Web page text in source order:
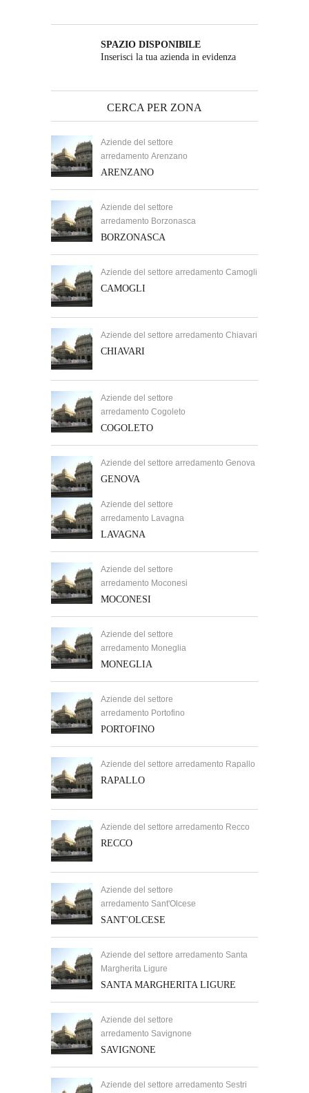
SPAZIO DISPONIBILE
Inserisci la tua azienda in evidenza
CERCA PER ZONA
Aziende del settore
arredamento Arenzano
ARENZANO
Aziende del settore
arredamento Borzonasca
BORZONASCA
Aziende del settore arredamento Camogli
CAMOGLI
Aziende del settore arredamento Chiavari
CHIAVARI
Aziende del settore
arredamento Cogoleto
COGOLETO
Aziende del settore arredamento Genova
GENOVA
Aziende del settore
arredamento Lavagna
LAVAGNA
Aziende del settore
arredamento Moconesi
MOCONESI
Aziende del settore
arredamento Moneglia
MONEGLIA
Aziende del settore
arredamento Portofino
PORTOFINO
Aziende del settore arredamento Rapallo
RAPALLO
Aziende del settore arredamento Recco
RECCO
Aziende del settore
arredamento Sant'Olcese
SANT'OLCESE
Aziende del settore arredamento Santa
Margherita Ligure
SANTA MARGHERITA LIGURE
Aziende del settore
arredamento Savignone
SAVIGNONE
Aziende del settore arredamento Sestri